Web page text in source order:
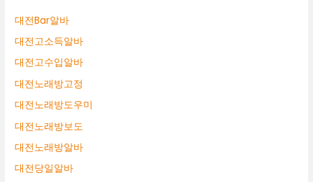
대전Bar알바
대전고소득알바
대전고수입알바
대전노래방고정
대전노래방도우미
대전노래방보도
대전노래방알바
대전당일알바